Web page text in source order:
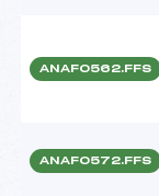
ANAF0562.FFS
ANAF0572.FFS